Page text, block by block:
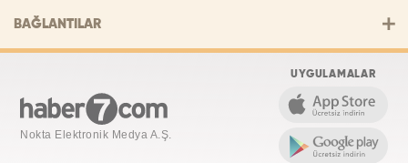
BAĞLANTILAR
Nokta Elektronik Medya A.Ş.
UYGULAMALAR